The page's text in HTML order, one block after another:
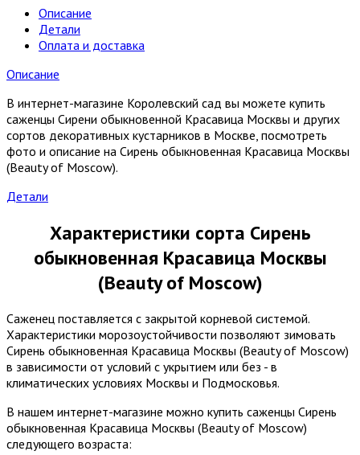
Описание
Детали
Оплата и доставка
Описание
В интернет-магазине Королевский сад вы можете купить
саженцы Сирени обыкновенной Красавица Москвы и других
сортов декоративных кустарников в Москве, посмотреть
фото и описание на Сирень обыкновенная Красавица Москвы
(Beauty of Moscow).
Детали
Характеристики сорта Сирень
обыкновенная Красавица Москвы
(Beauty of Moscow)
Саженец поставляется с закрытой корневой системой.
Характеристики морозоустойчивости позволяют зимовать
Сирень обыкновенная Красавица Москвы (Beauty of Moscow)
в зависимости от условий с укрытием или без - в
климатических условиях Москвы и Подмосковья.
В нашем интернет-магазине можно купить саженцы Сирень
обыкновенная Красавица Москвы (Beauty of Moscow)
следующего возраста: